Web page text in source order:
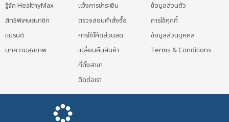
รู้จัก HealthyMax
สิทธิพิเศษสมาชิก
แบรนด์
บทความสุขภาพ
แจ้งการชำระเงิน
ตรวจสอบคำสั่งซื้อ
การใช้โค้ดส่วนลด
เปลี่ยนคืนสินค้า
ที่ตั้งสาขา
ติดต่อเรา
ข้อมูลส่วนตัว
การใช้คุกกี้
ข้อมูลส่วนบุคคล
Terms & Conditions